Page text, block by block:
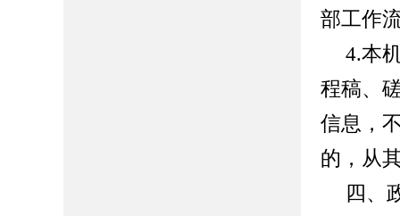
部工作
4.本
程稿、
信息，
的，从
四、